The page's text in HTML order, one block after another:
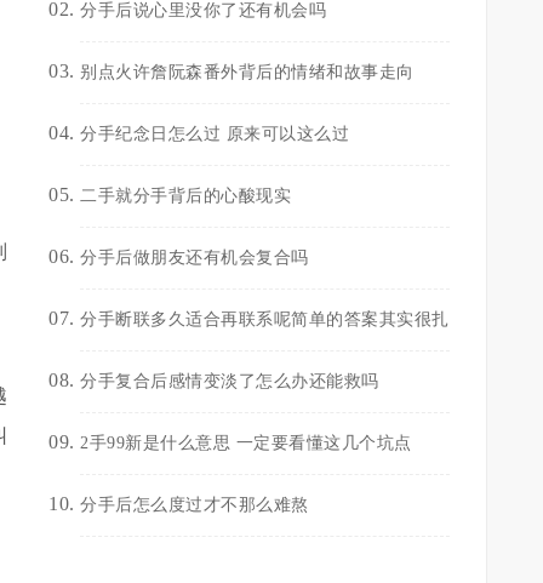
分手后说心里没你了还有机会吗
别点火许詹阮森番外背后的情绪和故事走向
分手纪念日怎么过 原来可以这么过
二手就分手背后的心酸现实
分手后做朋友还有机会复合吗
分手断联多久适合再联系呢简单的答案其实很扎
分手复合后感情变淡了怎么办还能救吗
2手99新是什么意思 一定要看懂这几个坑点
分手后怎么度过才不那么难熬